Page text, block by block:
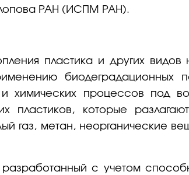
РАН (ИСПМ РАН).
пластика и других
биодеградационных
химических процессов под
пластиков, которые
газ, метан, неорганические
с учетом